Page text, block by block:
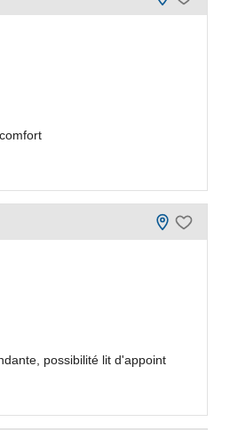
possibilité lit d'appoint